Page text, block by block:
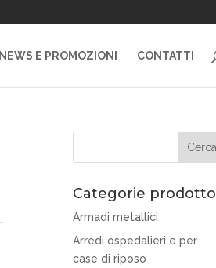
NEWS E PROMOZIONI CONTATTI
Categorie prodotto
Armadi metallici
Arredi ospedalieri e per
case di riposo